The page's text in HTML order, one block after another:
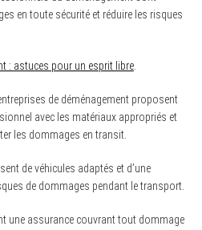
en toute sécurité et réduire les risques
: astuces pour un esprit libre.
de déménagement proposent
avec les matériaux appropriés et
les dommages en transit.
de véhicules adaptés et d’une
de dommages pendant le transport.
une assurance couvrant tout dommage